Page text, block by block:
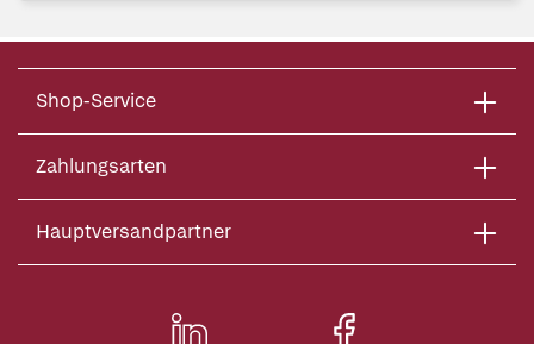
Shop-Service
Zahlungsarten
Hauptversandpartner